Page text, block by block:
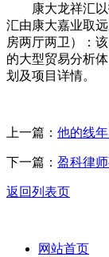
康大龙祥汇以
汇由康大嘉业取
房两厅两卫）：
的大型贸易分析
划及项目详情。
上一篇： 他的线
下一篇： 盈科律
返回列表页
网站首页